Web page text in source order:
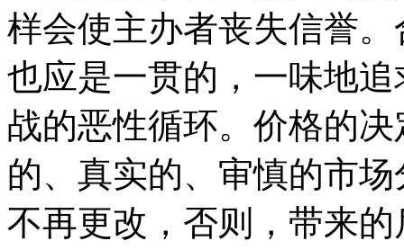
样会使主办者丧失信誉
也应是一贯的，一味地
战的恶性循环。价格的
的、真实的、审慎的市
不再更改，否则，带来